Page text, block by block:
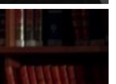
الخميس 6 أغسطس 2026 10:52 ص